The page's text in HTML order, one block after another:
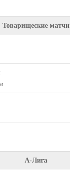
Товарищеские матчи
А-Лига